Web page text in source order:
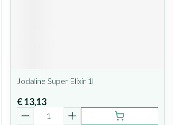
Jodaline Super Elixir 1l
€ 13,13